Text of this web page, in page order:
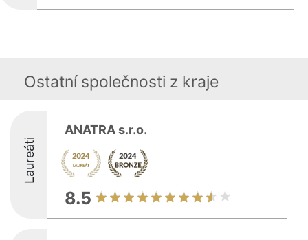
Ostatní společnosti z kraje
Laureáti
ANATRA s.r.o.
8.5